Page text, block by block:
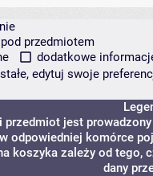
przedmiotem
dodatkowe
edytuj swoje
przedmiot jest
odpowiedniej komórce
koszyka zależy od tego,
dany